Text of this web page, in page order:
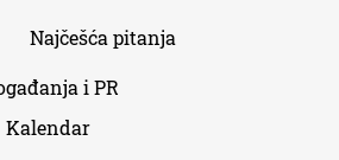
Najčešća pitanja
i PR
Kalendar